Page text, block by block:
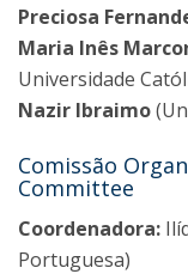
Preciosa
Maria Inês
Universidade
Nazir Ibraimo
Comissão
Committee
Coordenadora:
Portuguesa)